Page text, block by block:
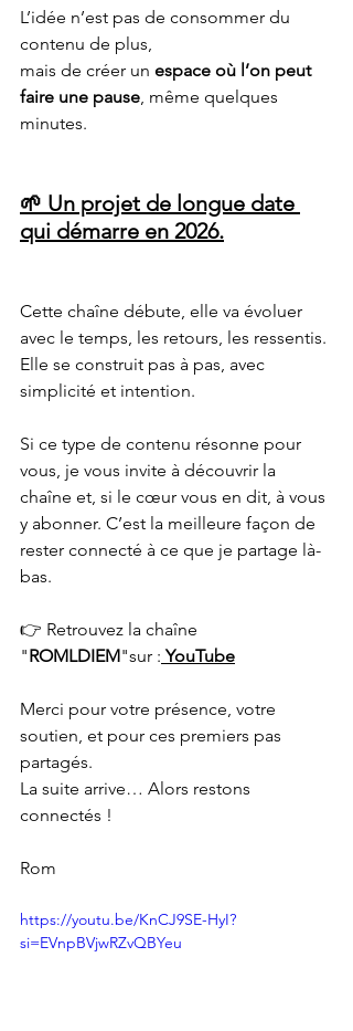
L’idée n’est pas de consommer du
contenu de plus,
mais de créer un espace où l’on peut
faire une pause, même quelques
minutes.
🌱 Un projet de longue date
qui démarre en 2026.
Cette chaîne débute, elle va évoluer
avec le temps, les retours, les ressentis.
Elle se construit pas à pas, avec
simplicité et intention.
Si ce type de contenu résonne pour
vous, je vous invite à découvrir la
chaîne et, si le cœur vous en dit, à vous
y abonner. C’est la meilleure façon de
rester connecté à ce que je partage là-
bas.
👉 Retrouvez la chaîne
"ROMLDIEM"sur : YouTube
Merci pour votre présence, votre
soutien, et pour ces premiers pas
partagés.
La suite arrive… Alors restons
connectés !
Rom
https://youtu.be/KnCJ9SE-HyI?
si=EVnpBVjwRZvQBYeu